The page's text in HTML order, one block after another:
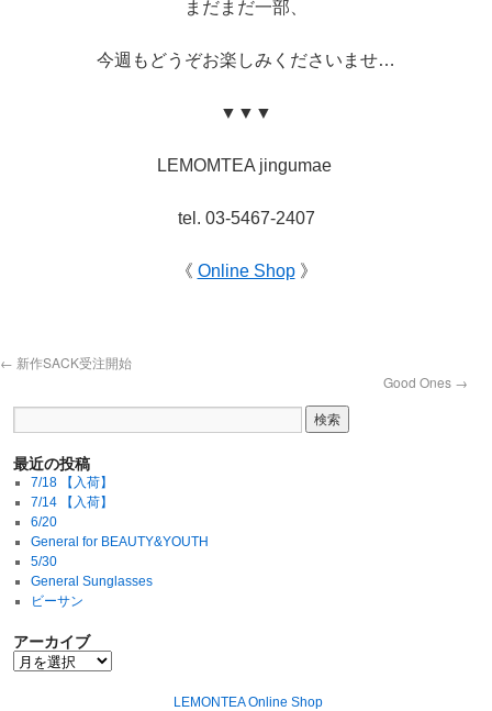
まだまだ一部、
今週もどうぞお楽しみくださいませ…
▼▼▼
LEMOMTEA jingumae
tel. 03-5467-2407
《 Online Shop》
← 新作SACK受注開始
Good Ones →
最近の投稿
7/18 【入荷】
7/14 【入荷】
6/20
General for BEAUTY&YOUTH
5/30
General Sunglasses
ビーサン
アーカイブ
LEMONTEA Online Shop